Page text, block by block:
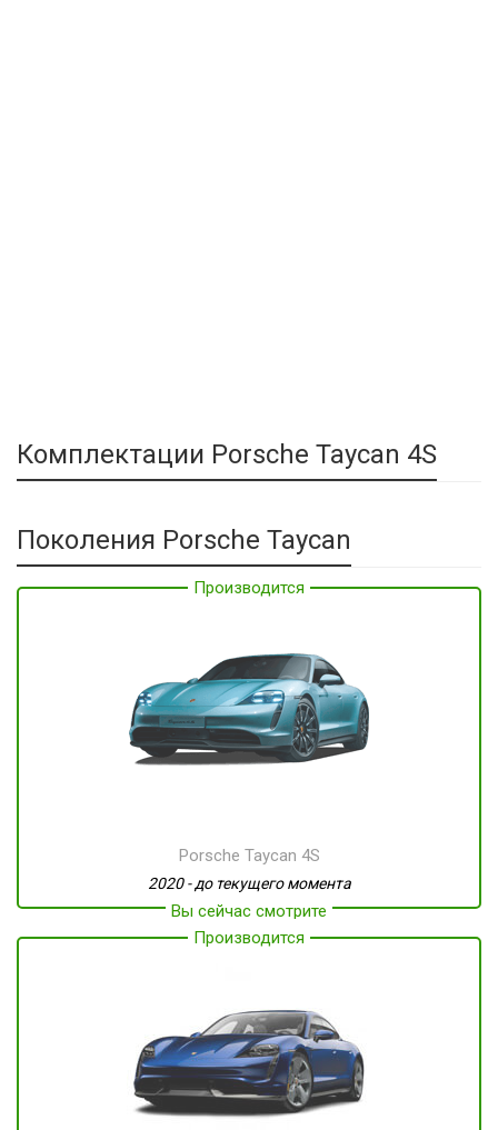
Комплектации Porsche Taycan 4S
Поколения Porsche Taycan
Производится
Вы сейчас смотрите
Производится
Porsche Taycan 4S
2020 - до текущего момента
Производится